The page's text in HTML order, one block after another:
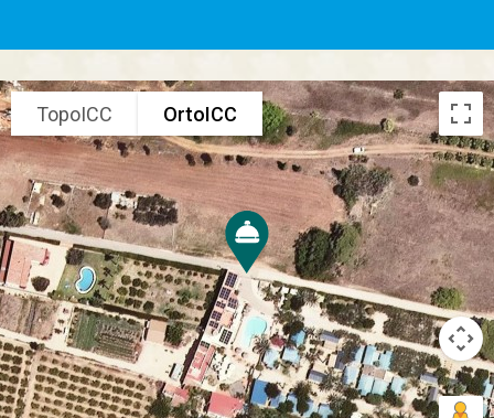
TopoICC OrtoICC